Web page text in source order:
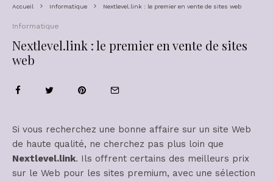
Accueil Informatique Nextlevel.link : le premier en vente de sites web
Informatique
Nextlevel.link : le premier en vente de sites
web
Si vous recherchez une bonne affaire sur un site Web
de haute qualité, ne cherchez pas plus loin que
Nextlevel.link. Ils offrent certains des meilleurs prix
sur le Web pour les sites premium, avec une sélection